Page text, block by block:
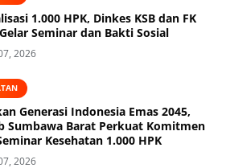
1.000 HPK, Dinkes KSB dan FK
Seminar dan Bakti Sosial
2026
Generasi Indonesia Emas 2045,
Sumbawa Barat Perkuat Komitmen
Kesehatan 1.000 HPK
2026